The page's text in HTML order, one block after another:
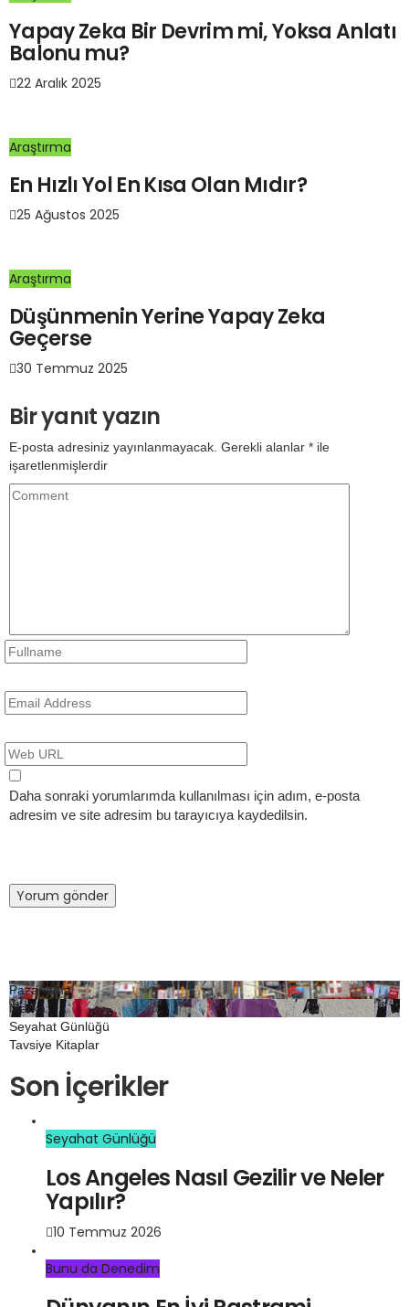
Yapay Zeka Bir Devrim mi, Yoksa Anlatı
Balonu mu?
22 Aralık 2025
Araştırma
En Hızlı Yol En Kısa Olan Mıdır?
25 Ağustos 2025
Araştırma
Düşünmenin Yerine Yapay Zeka
Geçerse
30 Temmuz 2025
Bir yanıt yazın
E-posta adresiniz yayınlanmayacak. Gerekli alanlar * ile
işaretlenmişlerdir
Daha sonraki yorumlarımda kullanılması için adım, e-posta
adresim ve site adresim bu tarayıcıya kaydedilsin.
Pazarlama
Marka
Seyahat Günlüğü
Tavsiye Kitaplar
Son İçerikler
Seyahat Günlüğü
Los Angeles Nasıl Gezilir ve Neler
Yapılır?
10 Temmuz 2026
Bunu da Denedim